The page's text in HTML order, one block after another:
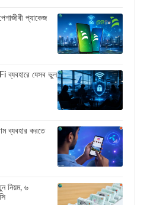
প্যাকেজ
ব্যবহারে যেসব ভুল
ব্যবহার করতে
নিয়ম, ৬